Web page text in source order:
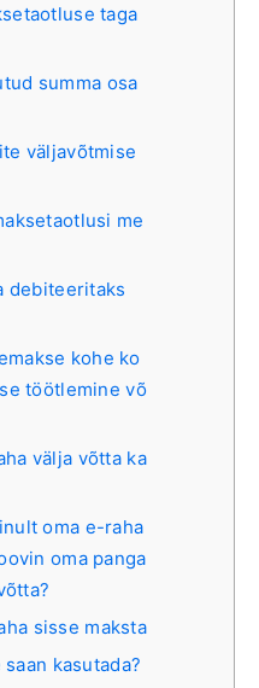
taga
summa osa
väljavõtmise
me
debiteeritaks
kohe ko
töötlemine võ
välja võtta ka
oma e-raha
oma panga
sisse maksta
kasutada?